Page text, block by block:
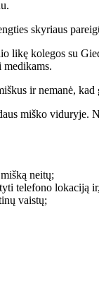
skyriaus
likę kolegos su
medikams.
ir nemanė,
miško viduryje.
neitų;
telefono lokaciją
vaistų;